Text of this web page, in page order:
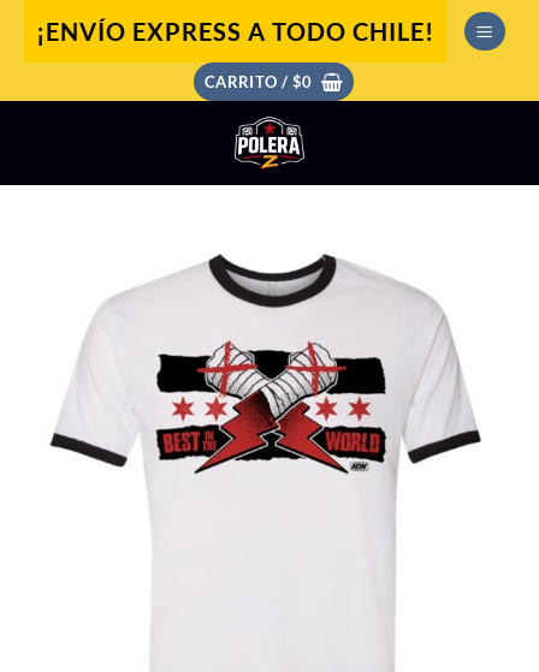
¡ENVÍO EXPRESS A TODO CHILE!
CARRITO / $0